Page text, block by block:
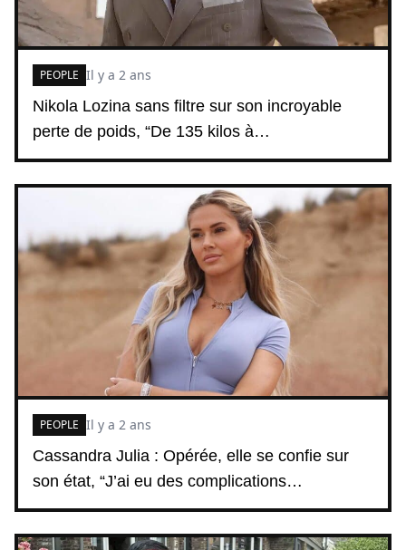
Nikola Lozina sans filtre sur son incroyable
perte de poids, “De 135 kilos à…
PEOPLE Il y a 2 ans
Cassandra Julia : Opérée, elle se confie sur
son état, “J’ai eu des complications…
PEOPLE Il y a 2 ans